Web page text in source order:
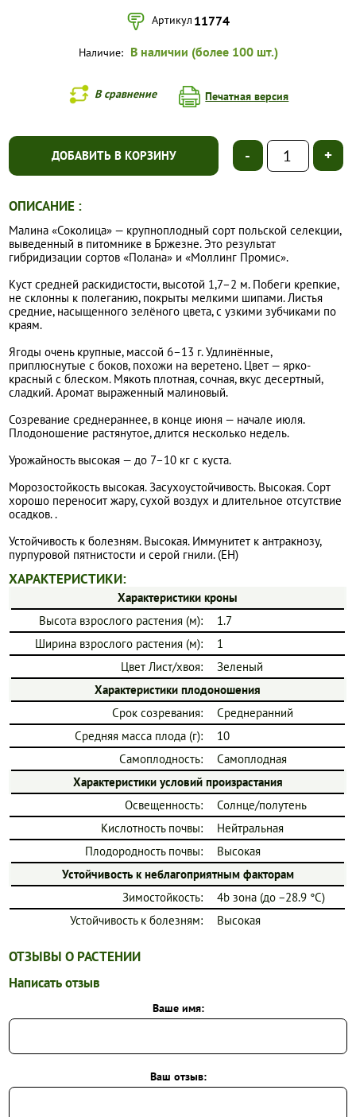
Артикул 11774
Наличие: В наличии (более 100 шт.)
В сравнение Печатная версия
ДОБАВИТЬ В КОРЗИНУ - +
ОПИСАНИЕ :
Малина «Соколица» — крупноплодный сорт польской селекции,
выведенный в питомнике в Бржезне. Это результат
гибридизации сортов «Полана» и «Моллинг Промис».
Куст средней раскидистости, высотой 1,7–2 м. Побеги крепкие,
не склонны к полеганию, покрыты мелкими шипами. Листья
средние, насыщенного зелёного цвета, с узкими зубчиками по
краям.
Ягоды очень крупные, массой 6–13 г. Удлинённые,
приплюснутые с боков, похожи на веретено. Цвет — ярко-
красный с блеском. Мякоть плотная, сочная, вкус десертный,
сладкий. Аромат выраженный малиновый.
Созревание среднераннее, в конце июня — начале июля.
Плодоношение растянутое, длится несколько недель.
Урожайность высокая — до 7–10 кг с куста.
Морозостойкость высокая. Засухоустойчивость. Высокая. Сорт
хорошо переносит жару, сухой воздух и длительное отсутствие
осадков. .
Устойчивость к болезням. Высокая. Иммунитет к антракнозу,
пурпуровой пятнистости и серой гнили. (ЕН)
ХАРАКТЕРИСТИКИ:
Характеристики кроны
Высота взрослого растения (м):
1.7
Ширина взрослого растения (м):
1
Цвет Лист/хвоя:
Зеленый
Характеристики плодоношения
Срок созревания:
Среднеранний
Средняя масса плода (г):
10
Самоплодность:
Самоплодная
Характеристики условий произрастания
Освещенность:
Солнце/полутень
Кислотность почвы:
Нейтральная
Плодородность почвы:
Высокая
Устойчивость к неблагоприятным факторам
Зимостойкость:
4b зона (до −28.9 °C)
Устойчивость к болезням:
Высокая
ОТЗЫВЫ О РАСТЕНИИ
Написать отзыв
Ваше имя:
Ваш отзыв: